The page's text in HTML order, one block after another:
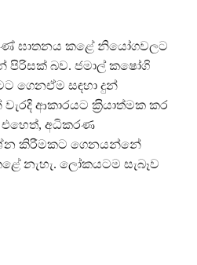
ඝාතනය කළේ නියෝගවලට
පිරිසක් බව. ජමාල් කෂෝගි
ගෙනඒම සඳහා දුන්
ආකාරයට ක‍්‍රියාත්මක කර
එහෙත්, අධිකරණ
කිරීමකට ගෙනයන්නේ
නැහැ. ලෝකයටම සැබෑව